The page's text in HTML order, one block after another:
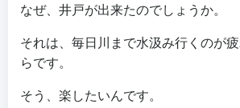
なぜ、井戸が出来たのでしょうか。
それは、毎日川まで水汲み行くのが
らです。
そう、楽したいんです。